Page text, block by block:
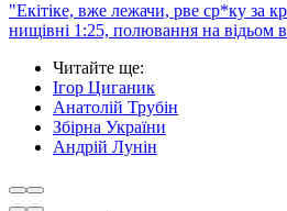
"Екітіке, вже лежачи, рве ср*ку за
нищівні 1:25, полювання на відьом
Читайте ще:
Ігор Циганик
Анатолій Трубін
Збірна України
Андрій Лунін